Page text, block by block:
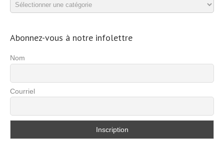
d’exercices
Abonnez-vous à notre infolettre
Nom
Courriel